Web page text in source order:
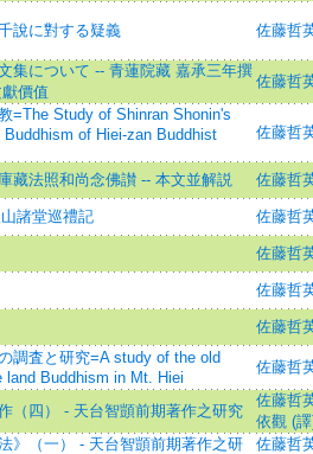
說に對する疑義 佐藤哲
集について -- 青蓮院藏 嘉承三年撰
價值
佐藤哲
=The Study of Shinran Shonin's
Buddhism of Hiei-zan Buddhist
佐藤哲
藏法照和尚念佛讃 -- 本文並解説 佐藤哲
諸堂巡禮記 佐藤哲
佐藤哲
佐藤哲
佐藤哲
調査と研究=A study of the old
land Buddhism in Mt. Hiei
佐藤哲
（四） - 天台智顗前期著作之研究
佐藤哲
依觀 (
》（一） - 天台智顗前期著作之研
佐藤哲